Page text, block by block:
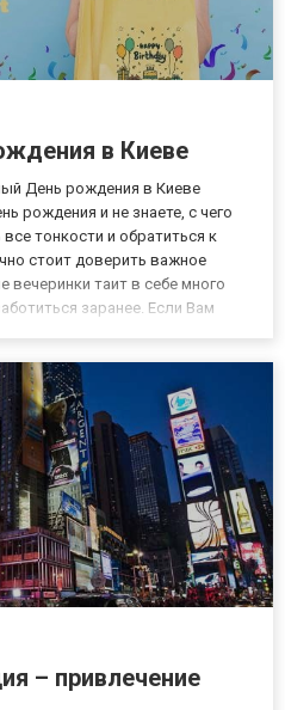
в Киеве
День рождения в Киеве
рождения и не знаете, с чего
тонкости и обратиться к
стоит доверить важное
вечеринки таит в себе много
заранее. Если Вам
– привлечение